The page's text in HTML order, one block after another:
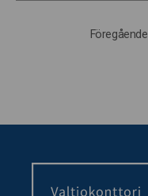
Föregående